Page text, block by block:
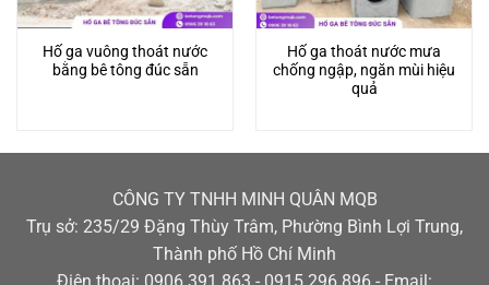
Hố ga vuông thoát nước
bằng bê tông đúc sẵn
Hố ga thoát nước mưa
chống ngập, ngăn mùi hiệu
quả
CÔNG TY TNHH MINH QUÂN MQB
Trụ sở: 235/29 Đặng Thùy Trâm, Phường Bình Lợi Trung,
Thành phố Hồ Chí Minh